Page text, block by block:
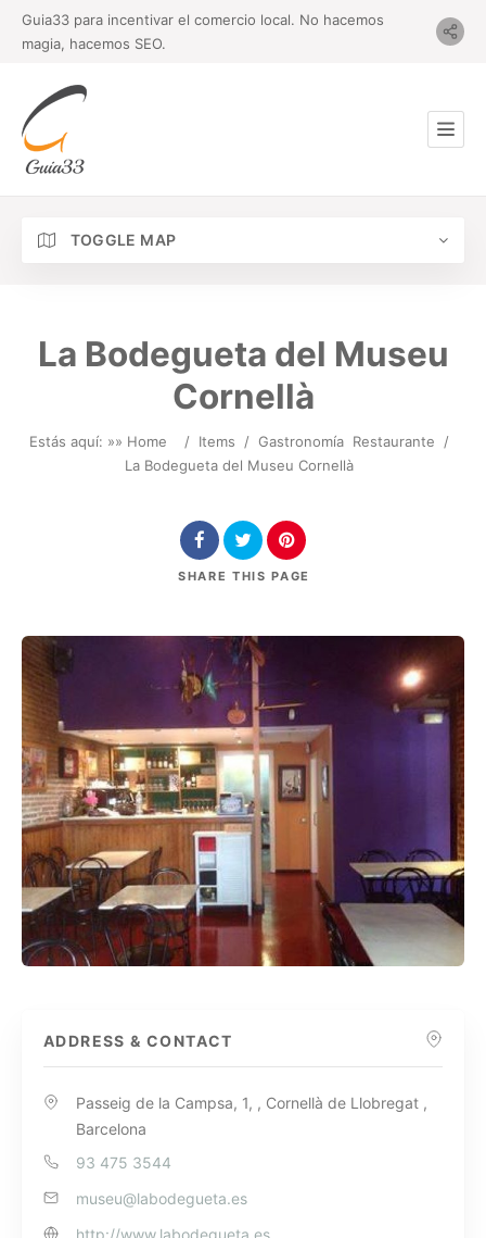
Guia33 para incentivar el comercio local. No hacemos
magia, hacemos SEO.
TOGGLE MAP
La Bodegueta del Museu
Cornellà
Estás aquí: »» Home / Items / Gastronomía Restaurante
/
La Bodegueta del Museu Cornellà
SHARE THIS PAGE
ADDRESS & CONTACT
Passeig de la Campsa, 1, , Cornellà de Llobregat ,
Barcelona
93 475 3544
museu@labodegueta.es
http://www.labodegueta.es